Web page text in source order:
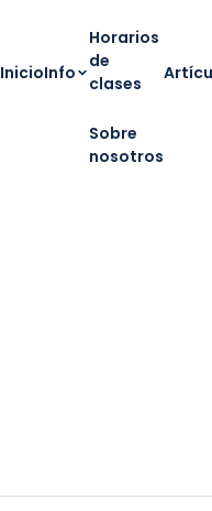
InicioInfo
Horarios
de
clases
Sobre
nosotros